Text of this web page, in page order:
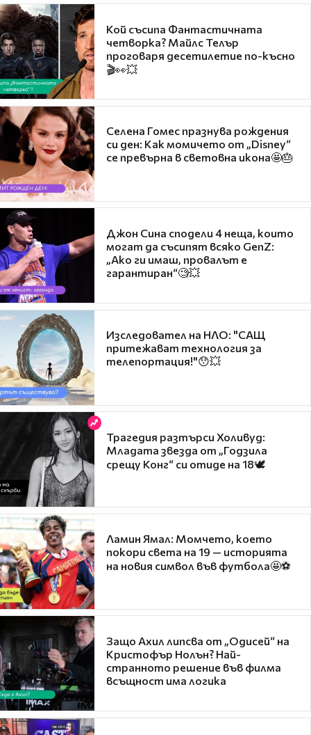
Кой съсипа Фантастичната
четворка? Майлс Телър
проговаря десетилетие по-късно
🎬👀💥
Селена Гомес празнува рождения
си ден: Как момичето от „Disney“
се превърна в световна икона🤩🎂
Джон Сина сподели 4 неща, които
могат да съсипят всяко GenZ:
„Ако ги имаш, провалът е
гарантиран“🧐💥
Изследовател на НЛО: "САЩ
притежават технология за
телепортация!"😯💥
Трагедия разтърси Холивуд:
Младата звезда от „Годзила
срещу Конг“ си отиде на 18🕊️
Ламин Ямал: Момчето, което
покори света на 19 — историята
на новия символ във футбола🤩⚽
Защо Ахил липсва от „Одисей“ на
Кристофър Нолън? Най-
странното решение във филма
всъщност има логика